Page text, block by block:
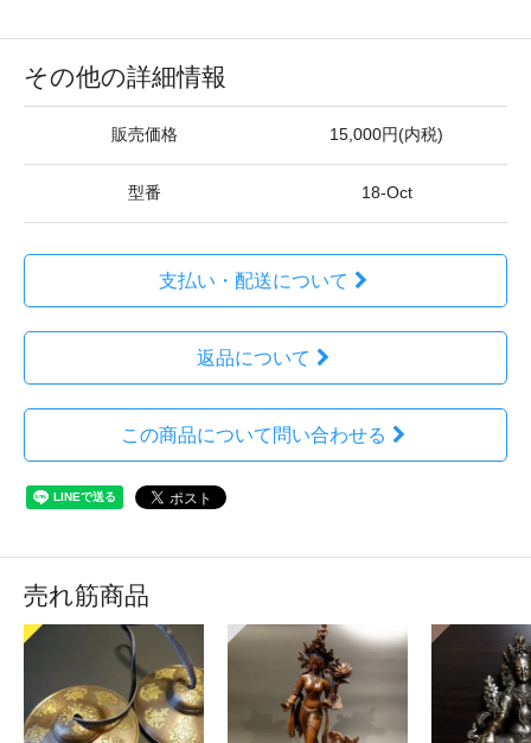
その他の詳細情報
販売価格 15,000円(内税)
型番 18-Oct
支払い・配送について
返品について
この商品について問い合わせる
売れ筋商品